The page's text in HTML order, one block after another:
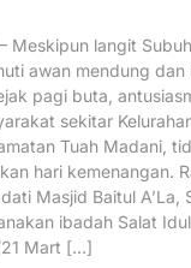
Meskipun langit
awan mendung dan
pagi buta,
sekitar
Tuah Madani,
hari kemenangan.
Masjid Baitul A’La,
ibadah Salat
Mart […]